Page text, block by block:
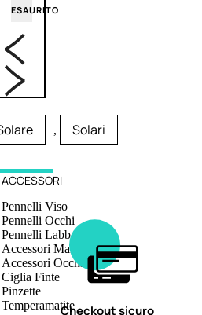
ESAURITO
ACCESSORI
Pennelli Viso
Pennelli Occhi
Pennelli Labbra
Accessori Make Up
Accessori Occhi
Ciglia Finte
Pinzette
Temperamatite
, Solari
Checkout sicuro